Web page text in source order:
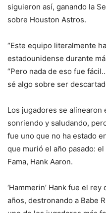
siguieron así, ganando la
sobre Houston Astros.
“Este equipo literalmente
estadounidense durante
“Pero nada de eso fue
sé algo sobre ser
Los jugadores se alinearon
sonriendo y saludando,
fue uno que no ha estado
que murió el año pasado:
Fama, Hank Aaron.
‘Hammerin’ Hank fue el
años, destronando a Babe